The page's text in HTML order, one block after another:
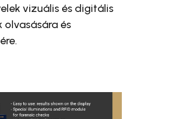
vizuális és digitális
és